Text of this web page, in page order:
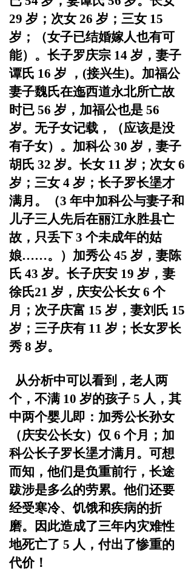
29 岁；次女 26 岁； 三女 15
岁；（女子已结婚嫁人也有可
能）。长子罗庆宗 14 岁， 妻子
谭氏 16 岁 ，(接兴生)。 加福公
妻子魏氏在迤西道永北所亡故
时已 56 岁，加福公也是 56
岁。无子女记载，（应该是没
有子女）。 加科公 30 岁，妻子
胡氏 32 岁。长女 11 岁；次女 6
岁；三女 4 岁；长子罗长塣才
满月。（3 年中加科公与妻子和
儿子三人先后在丽江永胜县亡
故，只丢下 3 个未成年的姑
娘……。） 加秀公 45 岁，妻陈
氏 43 岁。长子庆安 19 岁，妻
徐氏21 岁，庆安公长女 6 个
月；次子庆富 15 岁，妻刘氏 15
岁； 三子庆有 11 岁；长女罗长
秀 8 岁。
从分析中可以看到，老人两
个，不满 10 岁的孩子 5 人， 其
中两个婴儿即：加秀公长孙女
（庆安公长女）仅 6 个月； 加
科公长子罗长塣才满月。 可想
而知，他们是负重前行，长途
跋涉是多么的劳累。他们还要
经受寒冷、饥饿和疾病的折
磨。因此造成了三年内灾难性
地死亡了 5 人，付出了惨重的
代价！